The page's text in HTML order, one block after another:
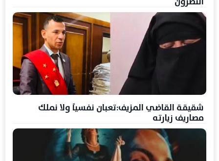
شقيقة القاضي المزيف:تعبان نفسياً ولا نملك
مصاريف زيارته